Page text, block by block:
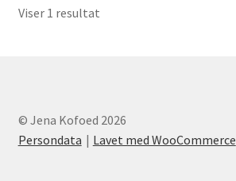
Viser 1 resultat
© Jena Kofoed 2026
Persondata
Lavet med WooCommerce